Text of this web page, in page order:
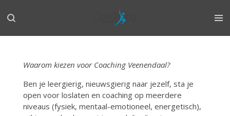
direct
Waarom kiezen voor Coaching Veenendaal?
Ben je leergierig, nieuwsgierig naar jezelf, sta je
open voor loslaten en coaching op meerdere
niveaus (fysiek, mentaal-emotioneel, energetisch),